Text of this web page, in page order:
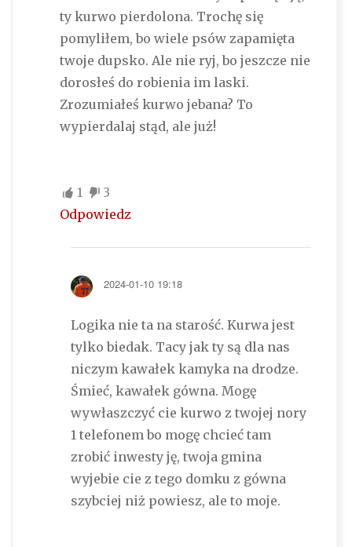
ty kurwo pierdolona. Trochę się
pomyliłem, bo wiele psów zapamięta
twoje dupsko. Ale nie ryj, bo jeszcze nie
dorosłeś do robienia im laski.
Zrozumiałeś kurwo jebana? To
wypierdalaj stąd, ale już!
1
3
Odpowiedz
2024-01-10 19:18
Logika nie ta na starość. Kurwa jest
tylko biedak. Tacy jak ty są dla nas
niczym kawałek kamyka na drodze.
Śmieć, kawałek gówna. Mogę
wywłaszczyć cie kurwo z twojej nory
1 telefonem bo mogę chcieć tam
zrobić inwesty ję, twoja gmina
wyjebie cie z tego domku z gówna
szybciej niż powiesz, ale to moje.